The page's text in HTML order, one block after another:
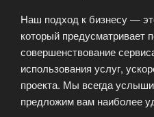
Наш подход к бизнесу —
который предусматривает
совершенствование
использования услуг,
проекта. Мы всегда
предложим вам наиболее